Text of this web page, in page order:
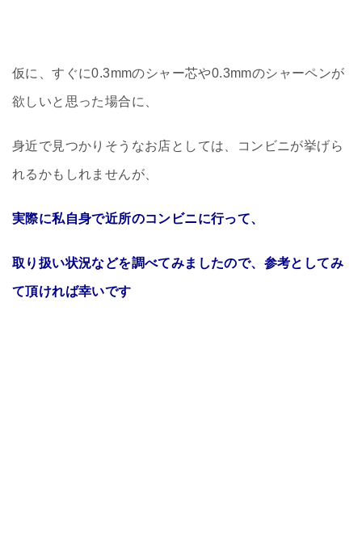
仮に、すぐに0.3mmのシャー芯や0.3mmのシャーペンが
欲しいと思った場合に、
身近で見つかりそうなお店としては、コンビニが挙げら
れるかもしれませんが、
実際に私自身で近所のコンビニに行って、
取り扱い状況などを調べてみましたので、参考としてみ
て頂ければ幸いです